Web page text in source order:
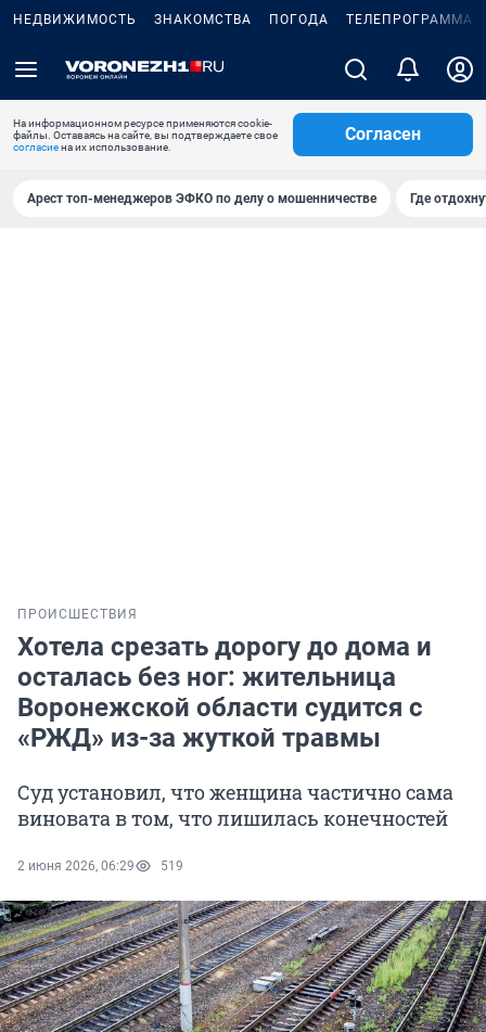
НЕДВИЖИМОСТЬ ЗНАКОМСТВА ПОГОДА ТЕЛЕПРОГРАММА
На информационном ресурсе применяются cookie-
файлы. Оставаясь на сайте, вы подтверждаете свое
согласиена их использование.
Согласен
Арест топ-менеджеров ЭФКО по делу о мошенничестве Где
ПРОИСШЕСТВИЯ
Хотела срезать дорогу до дома и
осталась без ног: жительница
Воронежской области судится с
«РЖД» из-за жуткой травмы
Суд установил, что женщина частично сама
виновата в том, что лишилась конечностей
2 июня 2026, 06:29 519